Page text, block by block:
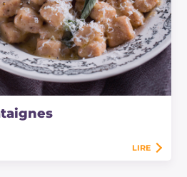
LIRE